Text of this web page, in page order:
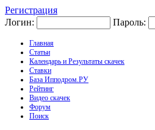
Регистрация
Логин:
Пароль:
Главная
Статьи
Календарь и Результаты скачек
Ставки
База Ипподром.РУ
Рейтинг
Видео скачек
Форум
Поиск